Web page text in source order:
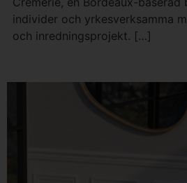
individer och yrkesverksamma
och inredningsprojekt. […]